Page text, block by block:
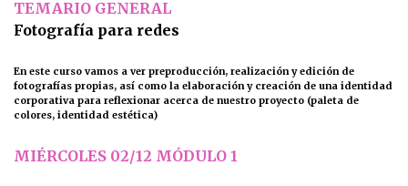
TEMARIO GENERAL
Fotografía para redes
En este curso vamos a ver preproducción, realización y edición de
fotografías propias, así como la elaboración y creación de una identidad
corporativa para reflexionar acerca de nuestro proyecto (paleta de
colores, identidad estética)
MIÉRCOLES 02/12 MÓDULO 1